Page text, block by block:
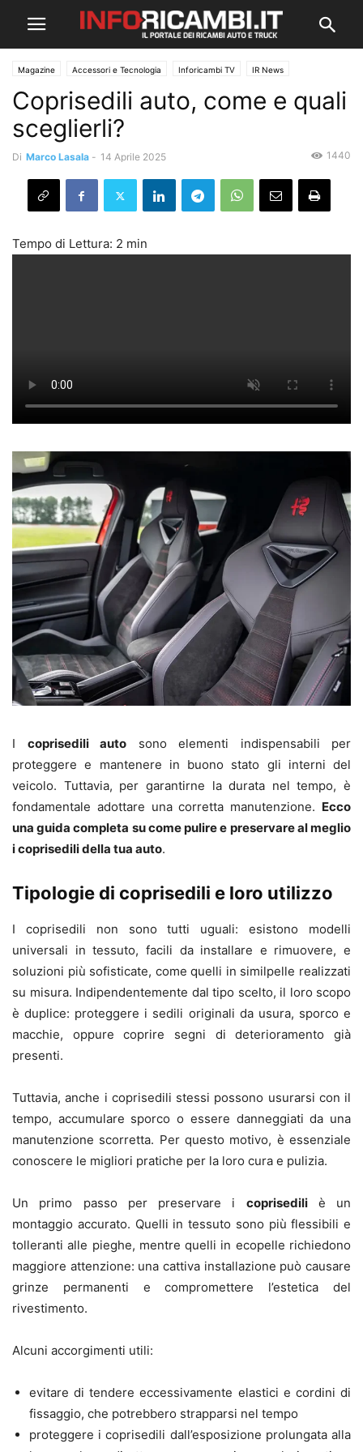
Magazine Accessori e Tecnologia Inforicambi TV IR News
Coprisedili auto, come e quali
sceglierli?
Di Marco Lasala - 14 Aprile 2025 1440
I coprisedili auto sono elementi indispensabili per
proteggere e mantenere in buono stato gli interni del
veicolo. Tuttavia, per garantirne la durata nel tempo, è
fondamentale adottare una corretta manutenzione. Ecco
una guida completa su come pulire e preservare al meglio
i coprisedili della tua auto.
Tipologie di coprisedili e loro utilizzo
I coprisedili non sono tutti uguali: esistono modelli
universali in tessuto, facili da installare e rimuovere, e
soluzioni più sofisticate, come quelli in similpelle realizzati
su misura. Indipendentemente dal tipo scelto, il loro scopo
è duplice: proteggere i sedili originali da usura, sporco e
macchie, oppure coprire segni di deterioramento già
presenti.
Tuttavia, anche i coprisedili stessi possono usurarsi con il
tempo, accumulare sporco o essere danneggiati da una
manutenzione scorretta. Per questo motivo, è essenziale
conoscere le migliori pratiche per la loro cura e pulizia.
Un primo passo per preservare i coprisediliè un
montaggio accurato. Quelli in tessuto sono più flessibili e
tolleranti alle pieghe, mentre quelli in ecopelle richiedono
maggiore attenzione: una cattiva installazione può causare
grinze permanenti e compromettere l’estetica del
rivestimento.
Alcuni accorgimenti utili:
evitare di tendere eccessivamente elastici e cordini di
fissaggio, che potrebbero strapparsi nel tempo
proteggere i coprisedili dall’esposizione prolungata alla